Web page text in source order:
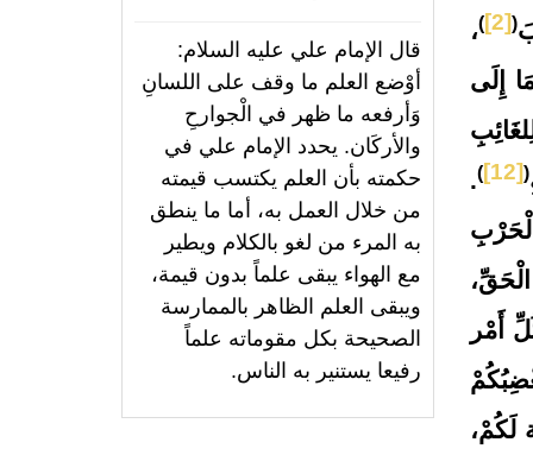
(
[2]
)،
إِلَى
(
[12]
)
.
أَمْر
لَكُمْ،
قال الإمام علي عليه السلام:
أوْضع العلم ما وقف على اللسانِ
وَأرفعه ما ظهر في الْجوارحِ
والأركَان. يحدد الإمام علي في
حكمته بأن العلم يكتسب قيمته
من خلال العمل به، أما ما ينطق
به المرء من لغو بالكلام ويطير
مع الهواء يبقى علماً بدون قيمة،
ويبقى العلم الظاهر بالممارسة
الصحيحة بكل مقوماته علماً
رفيعا يستنير به الناس.